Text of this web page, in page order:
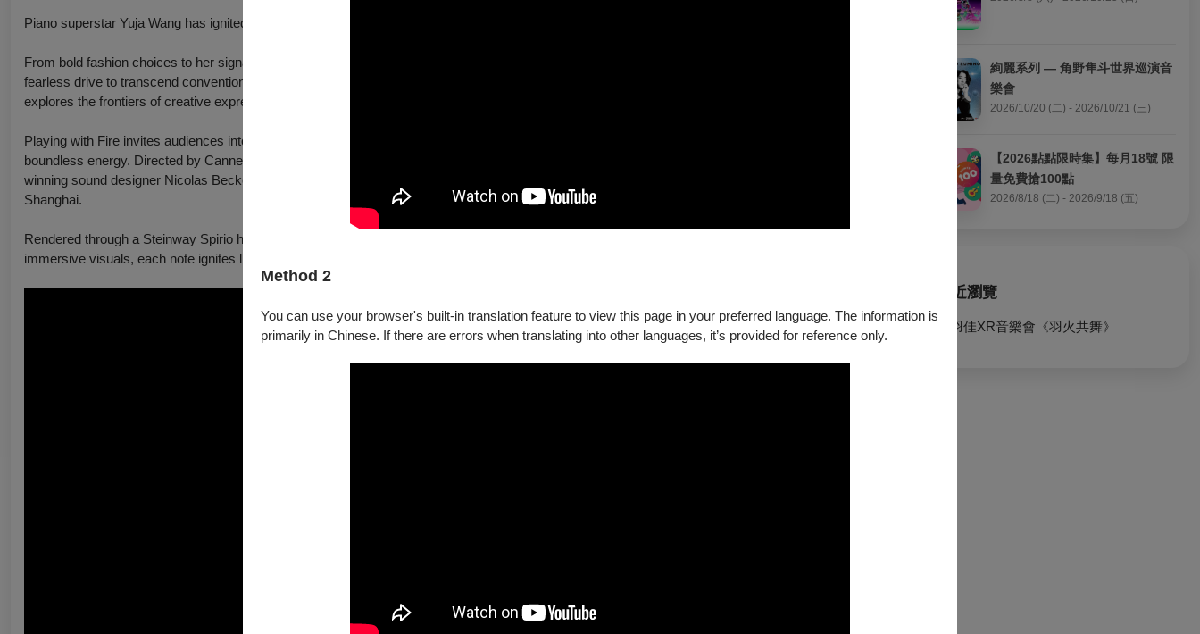
Method 2
You can use your browser's built-in translation feature to view this page in your preferred language. The information is
primarily in Chinese. If there are errors when translating into other languages, it’s provided for reference only.
Piano superstar Yuja Wang has ignited a spirit of reinvention in classical music through her extraordinary virtuosity and striking stage presence.
From bold fashion choices to her signature deep bows, Yuja has long captivated public attention. Yet what truly defines her is her profound artistry and
fearless drive to transcend convention. Now, she brings together music, visual poetry, and cutting-edge technologies in a new artistic journey that
explores the frontiers of creative expression.
Playing with Fire invites audiences into Yuja's musical universe, where Chopin, Liszt, and Stravinsky unfold in an intimate encounter with her
boundless energy. Directed by Cannes Award-winning Pierre-Alain Giraud and created with Venice Biennale artist Gabríela Friðriksdóttir and Oscar-
winning sound designer Nicolas Becker, the work was nominated for the Cannes Immersive Competition after acclaimed presentations in Paris and
Shanghai.
Rendered through a Steinway Spirio high-resolution player piano, every nuance of Yuja's performance is precisely recreated. Combined with surreal
immersive visuals, each note ignites like a spark, reshaping the concert experience as a multi-sensory journey.
絢麗系列 — 角野隼斗世界巡演音
樂會
2026/10/20 (二) - 2026/10/21 (三)
【2026點點限時集】每月18號 限
量免費搶100點
2026/8/18 (二) - 2026/9/18 (五)
最近瀏覽
王羽佳XR音樂會《羽火共舞》